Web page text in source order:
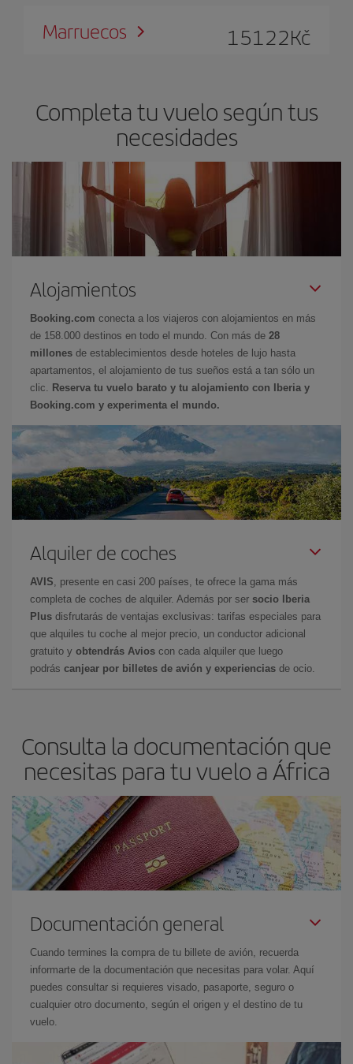
Marruecos 15122Kč
Completa tu vuelo según tus
necesidades
Alojamientos
Booking.com conecta a los viajeros con alojamientos en más
de 158.000 destinos en todo el mundo. Con más de 28
millones de establecimientos desde hoteles de lujo hasta
apartamentos, el alojamiento de tus sueños está a tan sólo un
clic.
Reserva tu vuelo barato y tu alojamiento con Iberia y
Booking.com y experimenta el mundo.
Alquiler de coches
AVIS , presente en casi 200 países, te ofrece la gama más
completa de coches de alquiler. Además por ser socio Iberia
Plus disfrutarás de ventajas exclusivas: tarifas especiales para
que alquiles tu coche al mejor precio, un conductor adicional
gratuito y obtendrás Avios con cada alquiler que luego
podrás canjear por billetes de avión y experiencias de ocio.
Consulta la documentación que
necesitas para tu vuelo a África
Documentación general
Cuando termines la compra de tu billete de avión, recuerda
informarte de la documentación que necesitas para volar. Aquí
puedes consultar si requieres visado, pasaporte, seguro o
cualquier otro documento, según el origen y el destino de tu
vuelo.